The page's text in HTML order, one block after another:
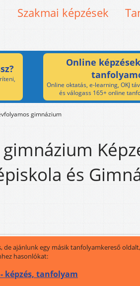
Szakmai képzések
Online
Online oktatás, e-learning, OKJ
és válogass 165+ online
gimnázium
és
de ajánlunk egy másik tanfolyamkereső
hasonlókat:
képzés, tanfolyam